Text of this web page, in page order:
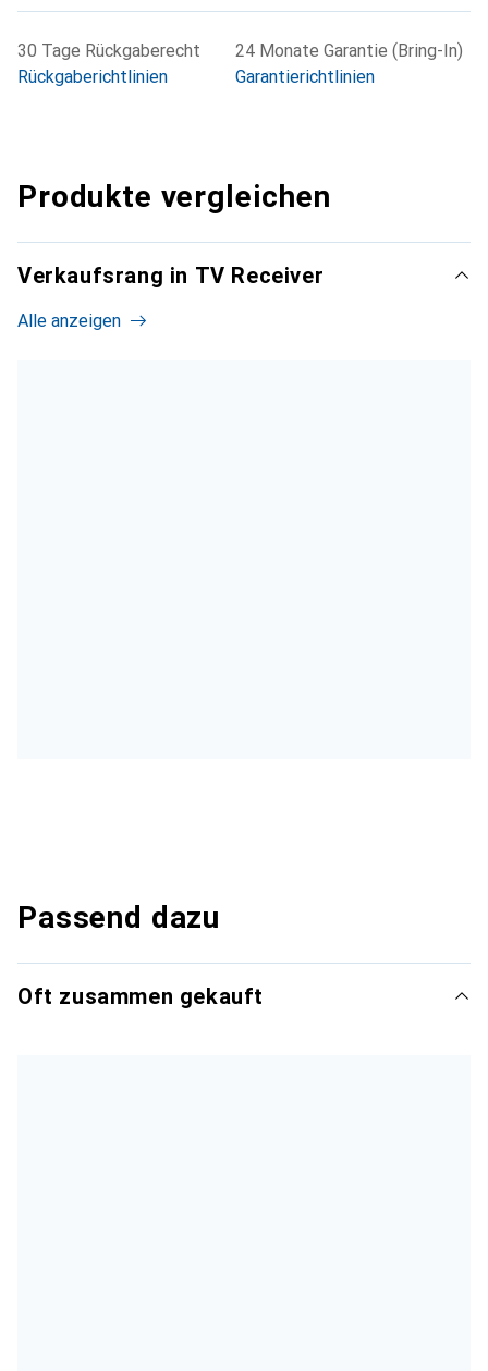
30 Tage Rückgaberecht
Rückgaberichtlinien
24 Monate Garantie (Bring-In)
Garantierichtlinien
Produkte vergleichen
Verkaufsrang in TV Receiver
Alle anzeigen
Passend dazu
Oft zusammen gekauft